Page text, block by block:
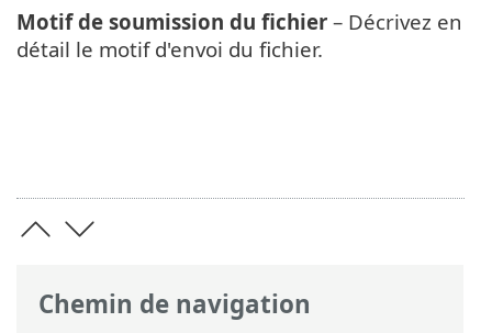
Chemin de navigation
Motif de soumission du fichier – Décrivez en
détail le motif d'envoi du fichier.